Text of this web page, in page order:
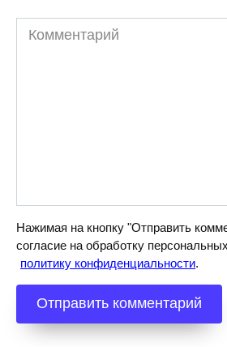
Комментарий
Нажимая на кнопку "Отправить
согласие на обработку
политику конфиденциальности.